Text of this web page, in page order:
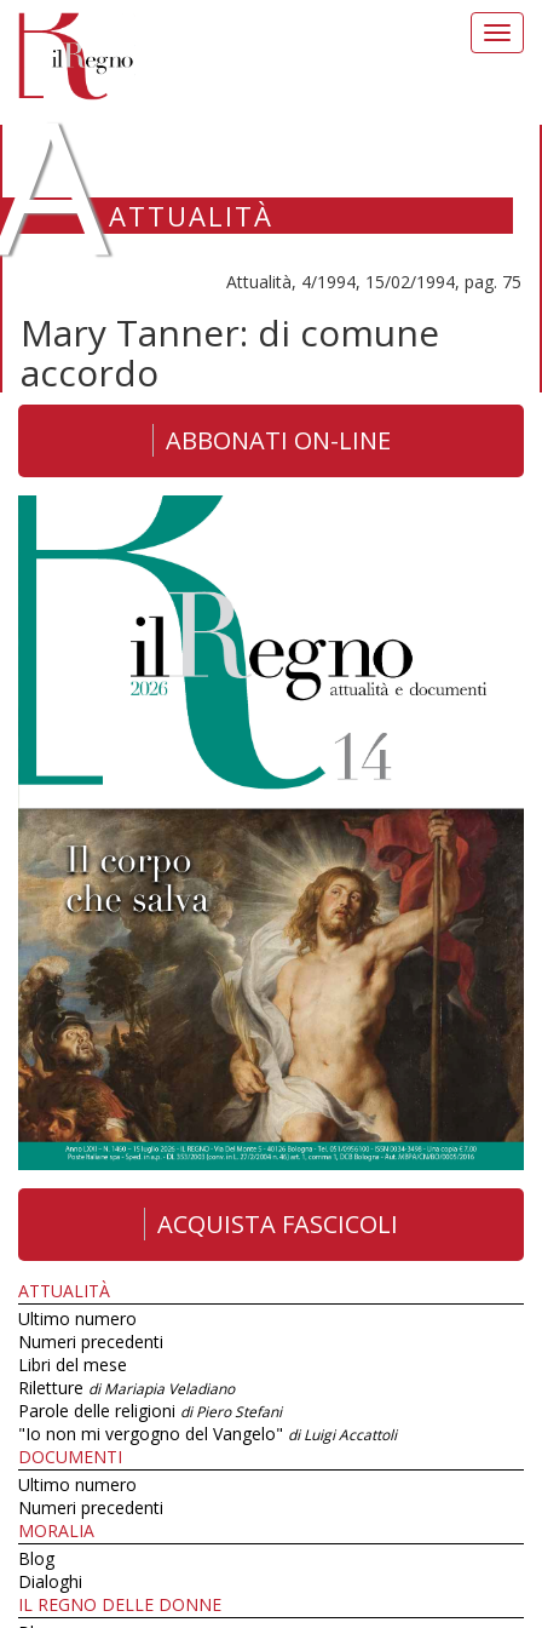
ATTUALITÀ
Attualità, 4/1994, 15/02/1994, pag. 75
Mary Tanner: di comune
accordo
ABBONATI ON-LINE
ACQUISTA FASCICOLI
ATTUALITÀ
Ultimo numero
Numeri precedenti
Libri del mese
Riletture di Mariapia Veladiano
Parole delle religioni di Piero Stefani
"Io non mi vergogno del Vangelo" di Luigi Accattoli
DOCUMENTI
Ultimo numero
Numeri precedenti
MORALIA
Blog
Dialoghi
IL REGNO DELLE DONNE